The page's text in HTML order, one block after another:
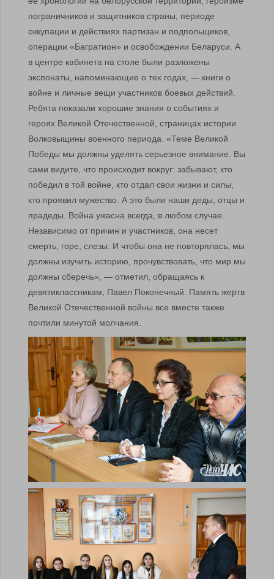
пограничников и защитников страны, периоде
оккупации и действиях партизан и подпольщиков,
операции «Багратион» и освобождении Беларуси. А
в центре кабинета на столе были разложены
экспонаты, напоминающие о тех годах, — книги о
войне и личные вещи участников боевых действий.
Ребята показали хорошие знания о событиях и
героях Великой Отечественной, страницах истории
Волковыщины военного периода. «Теме Великой
Победы мы должны уделять серьезное внимание. Вы
сами видите, что происходит вокруг: забывают, кто
победил в той войне, кто отдал свои жизни и силы,
кто проявил мужество. А это были наши деды, отцы и
прадеды. Война ужасна всегда, в любом случае.
Независимо от причин и участников, она несет
смерть, горе, слезы. И чтобы она не повторялась, мы
должны изучить историю, прочувствовать, что мир мы
должны сберечь», — отметил, обращаясь к
девятиклассникам, Павел Поконечный. Память жертв
Великой Отечественной войны все вместе также
почтили минутой молчания.